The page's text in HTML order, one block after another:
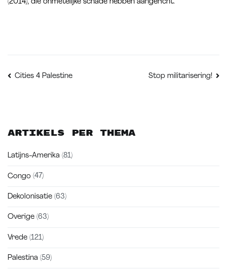
(2014), die onmetelijke schade hebben aangericht.
Bericht
Cities 4 Palestine Stop militarisering!
Artikels per thema
Latijns-Amerika (81)
Congo (47)
Dekolonisatie (63)
Overige (63)
Vrede (121)
Palestina (59)